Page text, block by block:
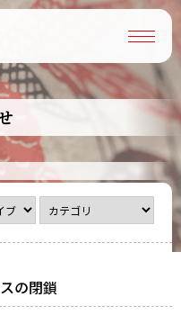
の閉鎖